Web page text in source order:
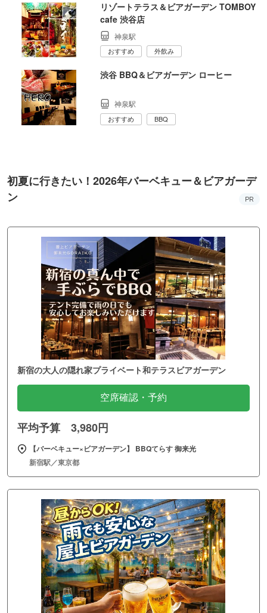
リゾートテラス＆ビアガーデン TOMBOY
cafe 渋谷店
神泉駅
おすすめ 外飲み
渋谷 BBQ＆ビアガーデン ローヒー
神泉駅
おすすめ BBQ
初夏に行きたい！2026年バーベキュー＆ビアガーデ
ン
PR
新宿の大人の隠れ家プライベート和テラスビアガーデン
空席確認・予約
平均予算 3,980円
【バーベキュー×ビアガーデン】 BBQてらす 御来光
新宿駅／東京都